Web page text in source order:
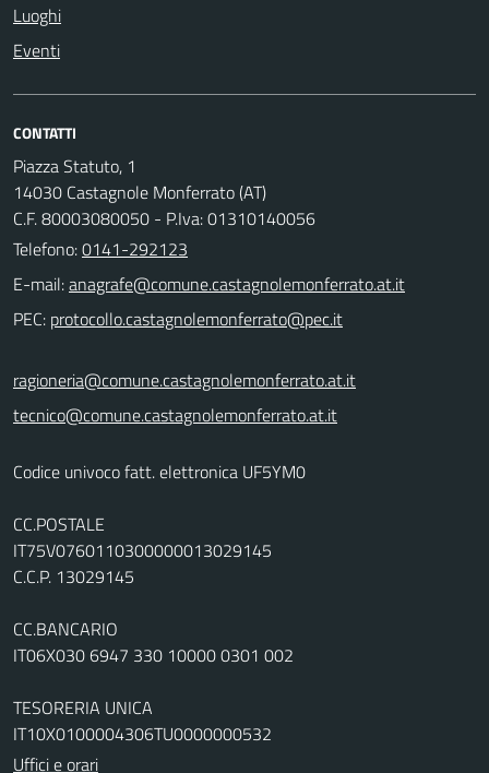
Luoghi
Eventi
CONTATTI
Piazza Statuto, 1
14030 Castagnole Monferrato (AT)
C.F. 80003080050 - P.Iva: 01310140056
Telefono:0141-292123
E-mail:
PEC:
ragioneria@comune.castagnolemonferrato.at.it
tecnico@comune.castagnolemonferrato.at.it
Codice univoco fatt. elettronica UF5YM0
CC.POSTALE
IT75V0760110300000013029145
C.C.P. 13029145
CC.BANCARIO
IT06X030 6947 330 10000 0301 002
TESORERIA UNICA
IT10X0100004306TU0000000532
Uffici e orari